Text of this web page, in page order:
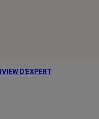
D'EXPERT